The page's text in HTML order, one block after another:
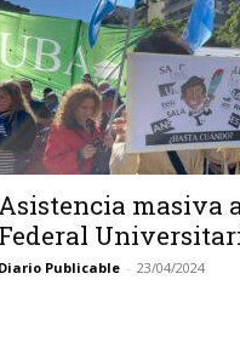
Asistencia masiva
Federal
Diario Publicable - 23/04/2024